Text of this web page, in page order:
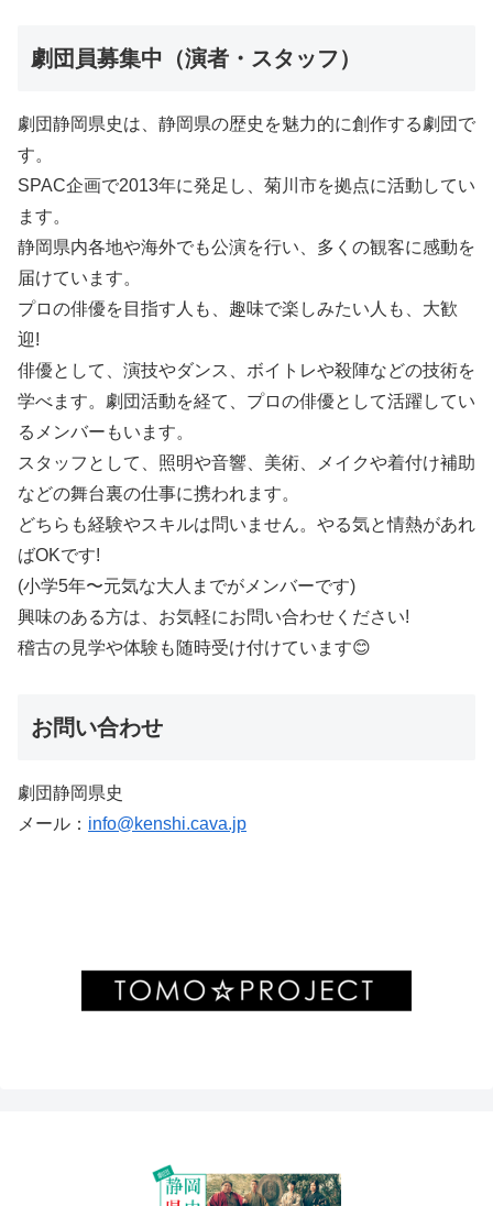
劇団員募集中（演者・スタッフ）
劇団静岡県史は、静岡県の歴史を魅力的に創作する劇団で
す。
SPAC企画で2013年に発足し、菊川市を拠点に活動してい
ます。
静岡県内各地や海外でも公演を行い、多くの観客に感動を
届けています。
プロの俳優を目指す人も、趣味で楽しみたい人も、大歓
迎!
俳優として、演技やダンス、ボイトレや殺陣などの技術を
学べます。劇団活動を経て、プロの俳優として活躍してい
るメンバーもいます。
スタッフとして、照明や音響、美術、メイクや着付け補助
などの舞台裏の仕事に携われます。
どちらも経験やスキルは問いません。やる気と情熱があれ
ばOKです!
(小学5年〜元気な大人までがメンバーです)
興味のある方は、お気軽にお問い合わせください!
稽古の見学や体験も随時受け付けています😊
お問い合わせ
劇団静岡県史
メール： info@kenshi.cava.jp